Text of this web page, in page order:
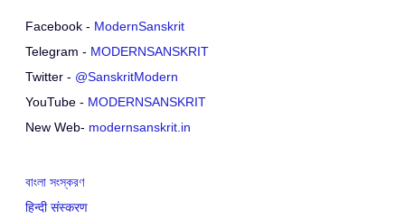
Facebook - ModernSanskrit
Telegram - MODERNSANSKRIT
Twitter - @SanskritModern
YouTube - MODERNSANSKRIT
New Web- modernsanskrit.in
বাংলা সংস্করণ
हिन्दी संस्करण